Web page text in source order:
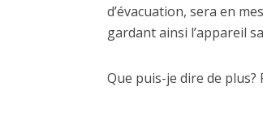
d’évacuation, sera en
gardant ainsi l’appareil
Que puis-je dire de plus?